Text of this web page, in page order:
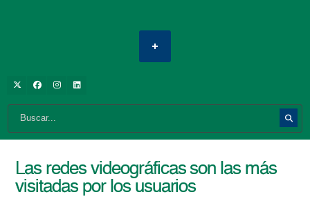
Las redes videográficas son las más
visitadas por los usuarios